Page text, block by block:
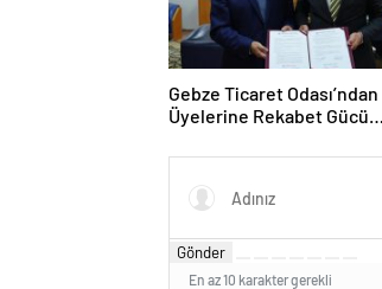
Gebze Ticaret Odası’ndan
Üyelerine Rekabet Gücü
Gönder
En az 10 karakter gerekli